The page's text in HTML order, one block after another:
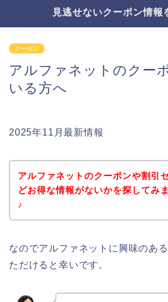
見逃せないクーポン情報
クーポン
アルファネットのクー
いる方へ
2025年11月最新情報
アルファネットのクーポンや割引
どお得な情報がないかを探してみ
♪
なのでアルファネットに興味のあ
ただけると幸いです。